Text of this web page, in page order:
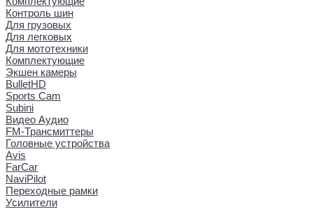
Контроль шин
Для грузовых
Для легковых
Для мототехники
Комплектующие
Экшен камеры
BulletHD
Sports Cam
Subini
Видео Аудио
FM-Трансмиттеры
Головные устройства
Avis
FarCar
NaviPilot
Переходные рамки
Усилители